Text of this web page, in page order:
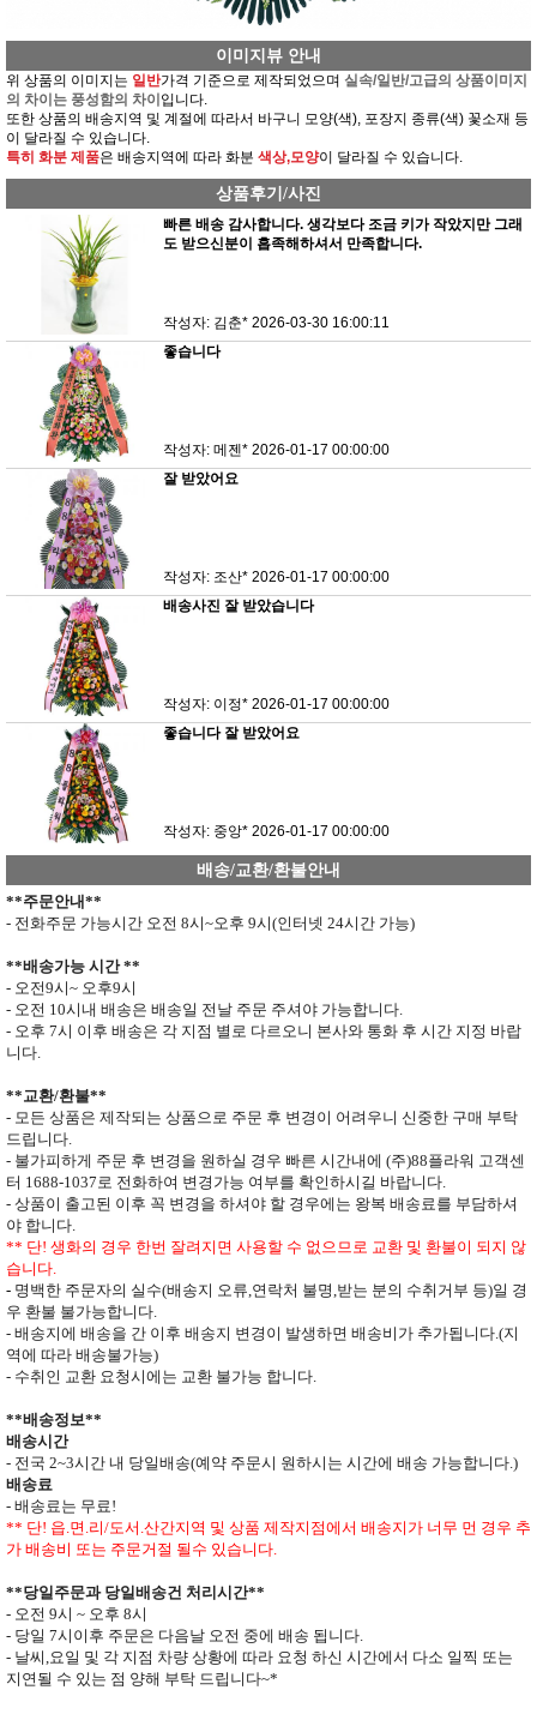
이미지뷰 안내
위 상품의 이미지는 일반가격 기준으로 제작되었으며 실속/일반/고급의 상품이미지
의 차이는 풍성함의 차이입니다.
또한 상품의 배송지역 및 계절에 따라서 바구니 모양(색), 포장지 종류(색) 꽃소재 등
이 달라질 수 있습니다.
특히 화분 제품은 배송지역에 따라 화분 색상,모양이 달라질 수 있습니다.
상품후기/사진
빠른 배송 감사합니다. 생각보다 조금 키가 작았지만 그래
도 받으신분이 흡족해하셔서 만족합니다.
작성자: 김춘* 2026-03-30 16:00:11
좋습니다
작성자: 메젠* 2026-01-17 00:00:00
잘 받았어요
작성자: 조산* 2026-01-17 00:00:00
배송사진 잘 받았습니다
작성자: 이정* 2026-01-17 00:00:00
좋습니다 잘 받았어요
작성자: 중앙* 2026-01-17 00:00:00
배송/교환/환불안내
**주문안내**
- 전화주문 가능시간 오전 8시~오후 9시(인터넷 24시간 가능)
**배송가능 시간**
- 오전9시~ 오후9시
- 오전 10시내 배송은 배송일 전날 주문 주셔야 가능합니다
- 오후 7시 이후 배송은 각 지점 별로 다르오니 본사와 통화 후 시간 지정 바랍
니다
** 교환/환불**
- 모든 상품은 제작되는 상품으로 주문 후 변경이 어려우니 신중한 구매 부탁
드립니다
- 불가피하게 주문 후 변경을 원하실 경우 빠른 시간내에 (주)88플라워 고객센
터 1688-1037 로 전화하여 변경가능 여부를 확인하시길 바랍니다.
- 상품이 출고된 이후 꼭 변경을 하셔야 할 경우에는 왕복 배송료를 부담하셔
야 합니다
** 단! 생화의 경우 한번 잘려지면 사용할 수 없으므로 교환 및 환불이 되지 않
습니다
- 명백한 주문자의 실수(배송지 오류 연락처 불명 받는 분의 수취거부 등)일 경
우 환불 불가능합니다
- 배송지에 배송을 간 이후 배송지 변경이 발생하면 배송비가 추가됩니다 .(지
역에 따라 배송불가능)
- 수취인 교환 요청시에는 교환 불가능 합니다
**배송정보**
배송시간
- 전국 2~3시간 내 당일배송(예약 주문시 원하시는 시간에 배송 가능합니다 .)
배송료
- 배송료는 무료 !
** 단! 읍 면 리/도서 산간지역 및 상품 제작지점에서 배송지가 너무 먼 경우 추
가 배송비 또는 주문거절 될수 있습니다
**당일주문과 당일배송건 처리시간**
- 오전 9시 ~ 오후 8시
- 당일 7시이후 주문은 다음날 오전 중에 배송 됩니다
- 날씨 요일 및 각 지점 차량 상황에 따라 요청 하신 시간에서 다소 일찍 또는
지연될 수 있는 점 양해 부탁 드립니다~*